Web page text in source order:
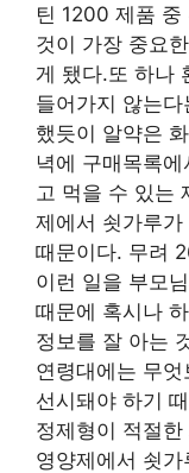
틴 1200 제품 중
것이 가장 중요
게 됐다.또 하나
들어가지 않는
했듯이 알약은
녁에 구매목록
고 먹을 수 있는
제에서 쇳가루
때문이다. 무려
이런 일을 부모
때문에 혹시나
정보를 잘 아는
연령대에는 무
선시돼야 하기
정제형이 적절
영양제에서 쇳